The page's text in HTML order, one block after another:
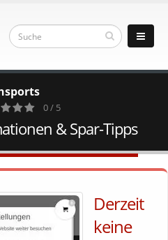
0 / 5
& Spar-Tipps
Derzeit
keine